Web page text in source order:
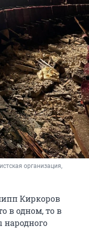
организация,
Киркоров
в одном, то в
народного